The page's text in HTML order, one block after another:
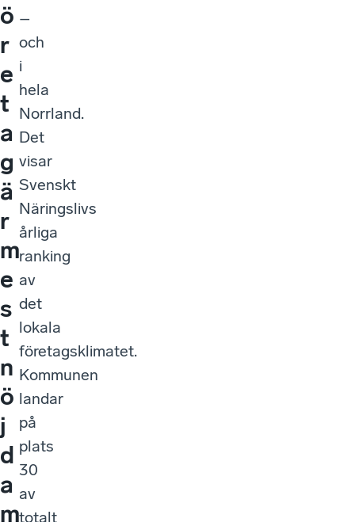
ö
r
e
t
a
g
ä
r
m
e
s
t
n
ö
j
d
a
m
–
och
i
hela
Norrland.
Det
visar
Svenskt
Näringslivs
årliga
ranking
av
det
lokala
företagsklimatet.
Kommunen
landar
på
plats
30
av
totalt